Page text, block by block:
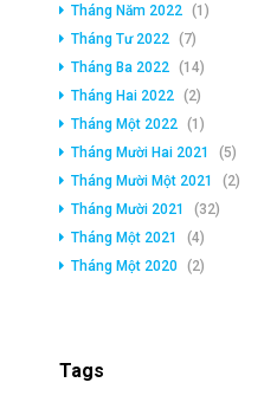
Tháng Năm 2022 (1)
Tháng Tư 2022 (7)
Tháng Ba 2022 (14)
Tháng Hai 2022 (2)
Tháng Một 2022 (1)
Tháng Mười Hai 2021
(5)
Tháng Mười Một 2021
(2)
Tháng Mười 2021
(32)
Tháng Một 2021
(4)
Tháng Một 2020 (2)
Tags